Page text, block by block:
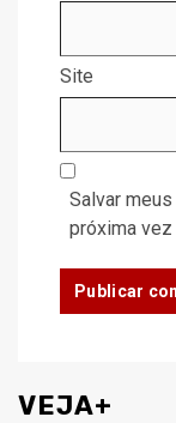
Site
Salvar
próxima vez
VEJA+